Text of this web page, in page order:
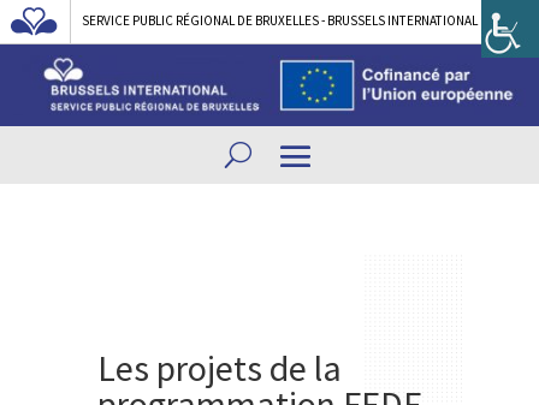
SERVICE PUBLIC RÉGIONAL DE BRUXELLES - BRUSSELS INTERNATIONAL
Les projets de la